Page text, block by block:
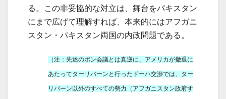
る。この非妥協的な対立は、舞台をパキスタン
にまで広げて理解すれば、本来的にはアフガニ
スタン・パキスタン両国の内政問題である。
（注：先述のボン会議とは真逆に、アメリカが撤退に
あたってターリバーンと行ったドーハ交渉では、ター
リバーン以外のすべての勢力（アフガニスタン政府す